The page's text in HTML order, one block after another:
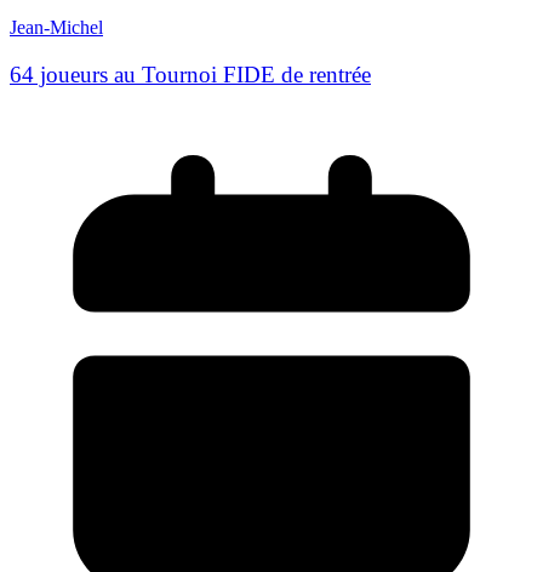
Jean-Michel
64 joueurs au Tournoi FIDE de rentrée